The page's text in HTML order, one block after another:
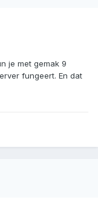
je met gemak 9
fungeert. En dat